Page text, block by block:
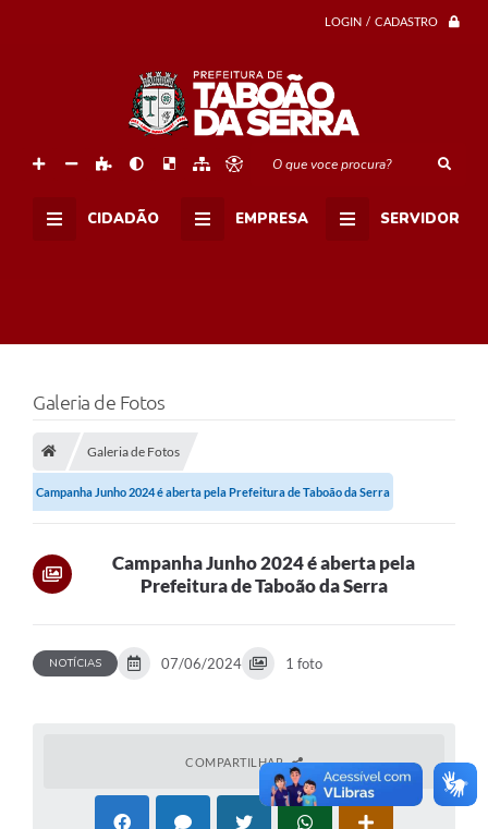
LOGIN / CADASTRO
O que voce procura?
CIDADÃO EMPRESA SERVIDOR
Galeria de Fotos
Galeria de Fotos
Campanha Junho 2024 é aberta pela Prefeitura de Taboão da Serra
Campanha Junho 2024 é aberta pela
Prefeitura de Taboão da Serra
NOTÍCIAS 07/06/2024 1 foto
COMPARTILHAR